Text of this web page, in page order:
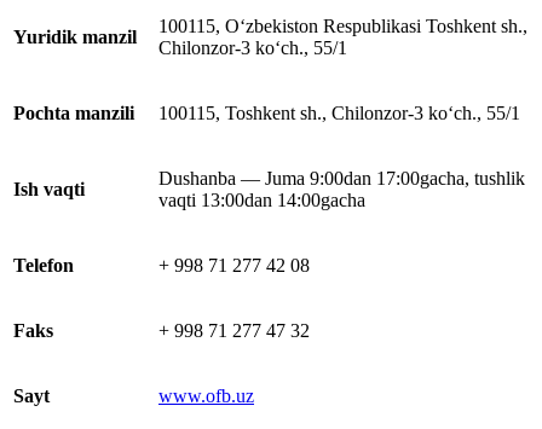
Yuridik manzil
100115, O‘zbekiston Respublikasi Toshkent sh.,
Chilonzor-3 ko‘ch., 55/1
Pochta manzili 100115, Toshkent sh., Chilonzor-3 ko‘ch., 55/1
Ish vaqti
Dushanba — Juma 9:00dan 17:00gacha, tushlik
vaqti 13:00dan 14:00gacha
Telefon + 998 71 277 42 08
Faks + 998 71 277 47 32
Sayt www.ofb.uz